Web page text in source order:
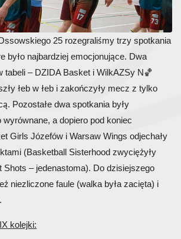
25 rozegraliśmy trzy spotkania
było najbardziej emocjonujące. Dwa
tabeli – DZIDA Basket i WilkAZSy N🏀
łeb w łeb i zakończyły mecz z tylko
Pozostałe dwa spotkania były
a dopiero pod koniec
Girls Józefów i Warsaw Wings odjechały
(Basketball Sisterhood zwyciężyły
Shots – jedenastoma). Do dzisiejszego
niezliczone faule (walka była zacięta) i
kolejki: